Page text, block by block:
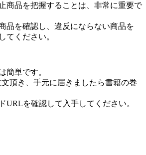
商品を把握することは、非常に重要で
品を確認し、違反にならない商品を
てください。
簡単です。
頂き、手元に届きましたら書籍の巻
URLを確認して入手してください。